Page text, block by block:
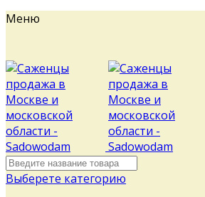
Меню
Выберете категорию